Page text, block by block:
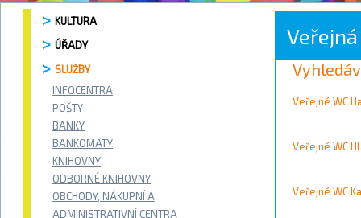
KULTURA
ÚŘADY
SLUŽBY
INFOCENTRA
POŠTY
BANKY
BANKOMATY
KNIHOVNY
ODBORNÉ KNIHOVNY
OBCHODY, NÁKUPNÍ A
ADMINISTRATIVNÍ CENTRA
Vyhledat
Kontakty
Město
Veřejné WC
Veřejné WC
Veřejné WC